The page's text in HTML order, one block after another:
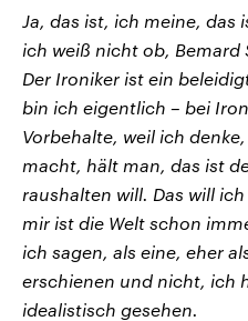
Ja, das ist, ich meine, das
ich weiß nicht ob, Bemard
Der Ironiker ist ein
bin ich eigentlich – bei
Vorbehalte, weil ich
macht, hält man, das ist
raushalten will. Das will
mir ist die Welt schon
ich sagen, als eine, eher
erschienen und nicht, ich
idealistisch gesehen.